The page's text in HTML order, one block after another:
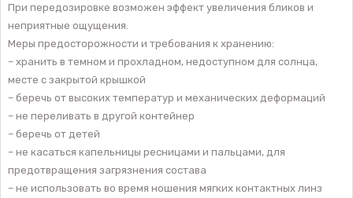
При передозировке возможен эффект увеличения бликов и
неприятные ощущения.
Меры предосторожности и требования к хранению:
– хранить в темном и прохладном, недоступном для солнца,
месте с закрытой крышкой
– беречь от высоких температур и механических деформаций
– не переливать в другой контейнер
– беречь от детей
– не касаться капельницы ресницами и пальцами, для
предотвращения загрязнения состава
– не использовать во время ношения мягких контактных линз